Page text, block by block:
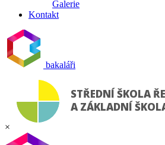
Galerie
Kontakt
bakaláři
×
STŘEDNÍ ŠKOLA
A ZÁKLADNÍ